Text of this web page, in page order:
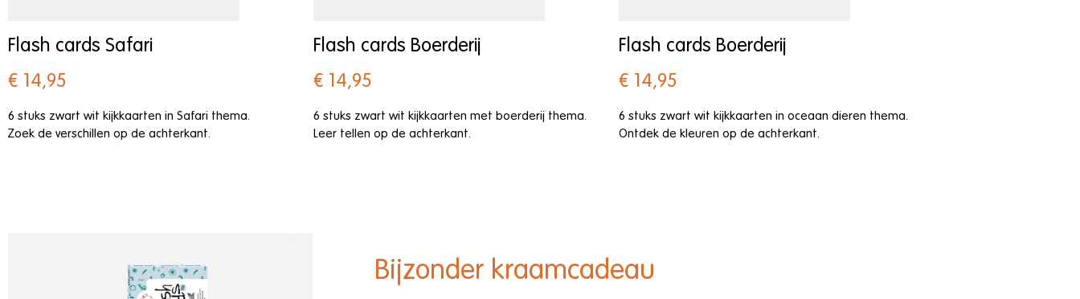
Flash cards Safari
€ 14,95
6 stuks zwart wit kijkkaarten in Safari thema.
Zoek de verschillen op de achterkant.
Flash cards Boerderij
€ 14,95
6 stuks zwart wit kijkkaarten met boerderij thema.
Leer tellen op de achterkant.
Flash cards Boerderij
€ 14,95
6 stuks zwart wit kijkkaarten in oceaan dieren thema.
Ontdek de kleuren op de achterkant.
Bijzonder kraamcadeau